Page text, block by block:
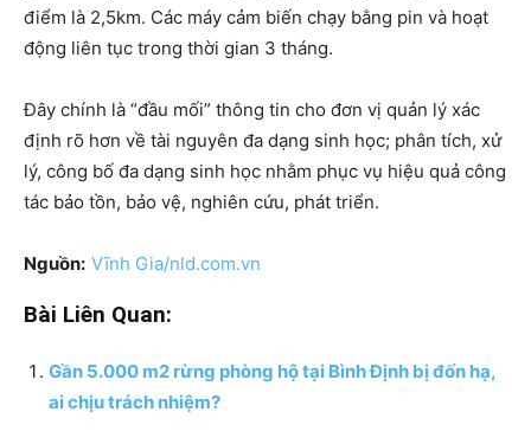
điểm là 2,5km. Các máy cảm biến chạy bằng pin và hoạt
động liên tục trong thời gian 3 tháng.
Đây chính là “đầu mối” thông tin cho đơn vị quản lý xác
định rõ hơn về tài nguyên đa dạng sinh học; phân tích, xử
lý, công bố đa dạng sinh học nhằm phục vụ hiệu quả công
tác bảo tồn, bảo vệ, nghiên cứu, phát triển.
Nguồn: Vĩnh Gia/nld.com.vn
Bài Liên Quan:
Gần 5.000 m2 rừng phòng hộ tại Bình Định bị đốn hạ,
ai chịu trách nhiệm?